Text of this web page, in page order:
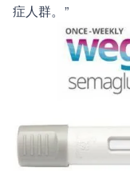
症人群。”